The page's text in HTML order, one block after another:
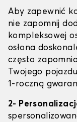
Aby zapewnić
nie zapomnij
kompleksowej
osłona
często
Twojego
1-roczną
2-